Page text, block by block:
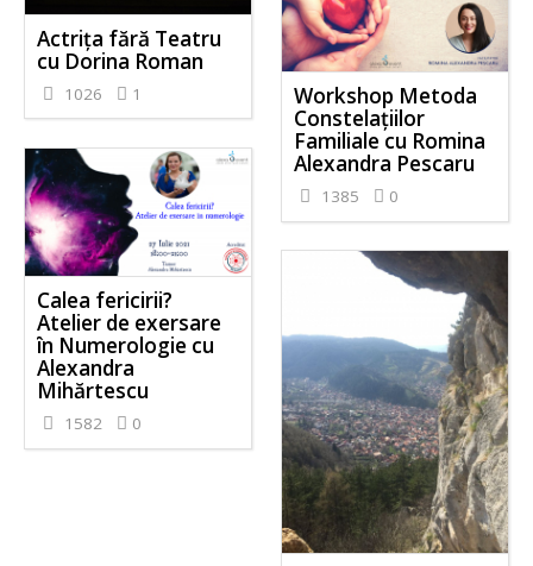
Actrița fără Teatru
cu Dorina Roman
1026 1
Workshop Metoda
Constelațiilor
Familiale cu Romina
Alexandra Pescaru
1385 0
Calea fericirii?
Atelier de exersare
în Numerologie cu
Alexandra
Mihărtescu
1582 0